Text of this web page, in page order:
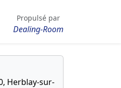
Propulsé par
Dealing-Room
Herblay-sur-